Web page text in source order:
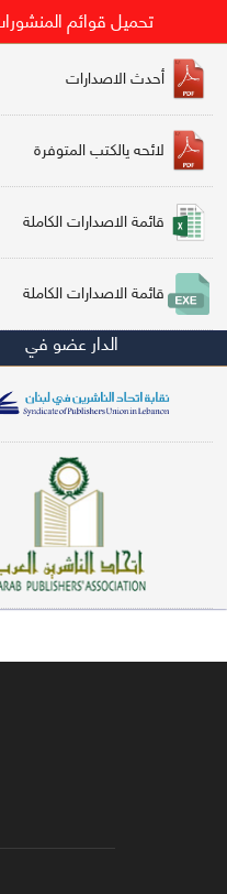
تاريخ (138)
فقه شافعي (132)
فقه حنفي (113)
فقه مالكي (112)
تفسير قرآن (106)
علم كلام (96)
أخلاق وتصوف (91)
سير وتراجم (90)
معاجم لغوية (89)
سيرة نبوية وتصوف (81)
دراسات إسلامية (75)
شعر (72)
علوم قرآن (66)
فقه عام وأحكام فقهية (62)
تحميل قوائم
أحدث الاصدارات
لائحه يالكتب المتوفرة
قائمة الاصدارات الكاملة
قائمة الاصدارات الكاملة
الدار عضو في